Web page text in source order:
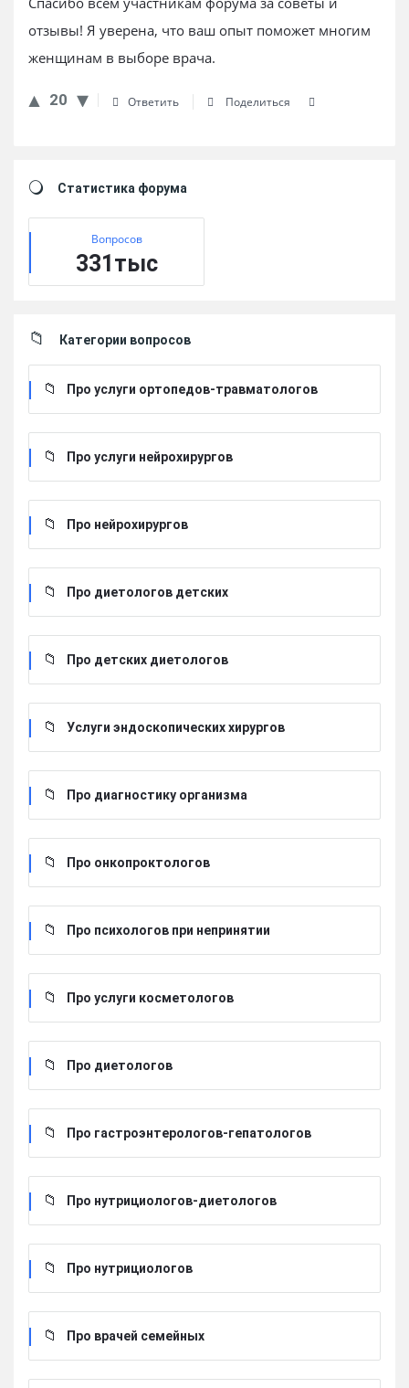
отзывы! Я уверена, что ваш опыт поможет многим
женщинам в выборе врача.
20 Ответить Поделиться
Статистика форума
Вопросов
331тыс
Категории вопросов
Про услуги ортопедов-травматологов
Про услуги нейрохирургов
Про нейрохирургов
Про диетологов детских
Про детских диетологов
Услуги эндоскопических хирургов
Про диагностику организма
Про онкопроктологов
Про психологов при непринятии
Про услуги косметологов
Про диетологов
Про гастроэнтерологов-гепатологов
Про нутрициологов-диетологов
Про нутрициологов
Про врачей семейных